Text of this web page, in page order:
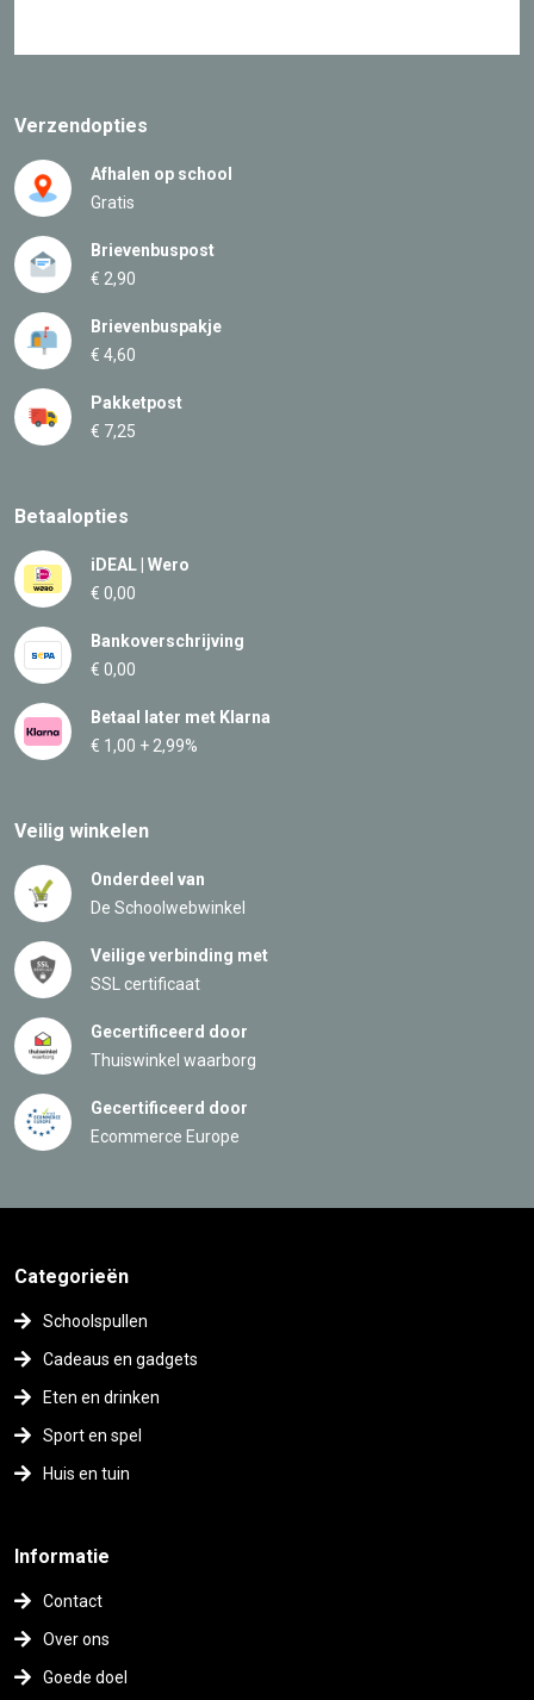
Verzendopties
Afhalen op school
Gratis
Brievenbuspost
€ 2,90
Brievenbuspakje
€ 4,60
Pakketpost
€ 7,25
Betaalopties
iDEAL | Wero
€ 0,00
Bankoverschrijving
€ 0,00
Betaal later met Klarna
€ 1,00 + 2,99%
Veilig winkelen
Onderdeel van
De Schoolwebwinkel
Veilige verbinding met
SSL certificaat
Gecertificeerd door
Thuiswinkel waarborg
Gecertificeerd door
Ecommerce Europe
Categorieën
Schoolspullen
Cadeaus en gadgets
Eten en drinken
Sport en spel
Huis en tuin
Informatie
Contact
Over ons
Goede doel